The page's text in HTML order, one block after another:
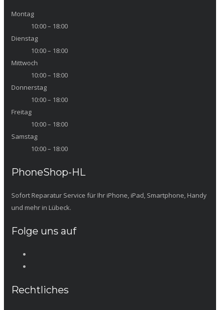
Montag
10:00 – 18:00
Dienstag
10:00 – 18:00
Mittwoch
10:00 – 18:00
Donnerstag
10:00 – 18:00
Freitag
10:00 – 18:00
Samstag
10:00 – 18:00
PhoneShop-HL
Sofort Reparatur Service für Ihr iPhone, iPad, Smartphone, Handy
und mehr in Lübeck.
Folge uns auf
Rechtliches